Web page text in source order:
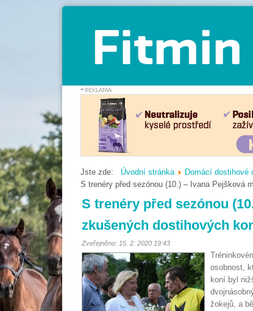
Jste zde: Úvodní stránka
Domácí dostihové
S trenéry před sezónou (10.) – Ivana Pejšková
S trenéry před sezónou
zkušených dostihových
Zveřejněno: 15. 2. 2020 19:43
osobnost,
koní byl
žokejů, a